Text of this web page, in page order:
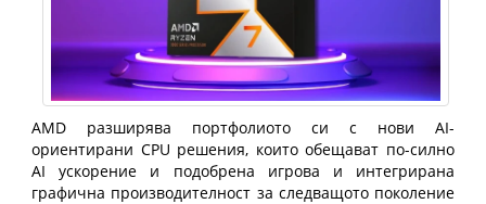
AMD разширява портфолиото си с нови AI-
ориентирани CPU решения, които обещават по-силно
AI ускорение и подобрена игрова и интегрирана
графична производителност за следващото поколение